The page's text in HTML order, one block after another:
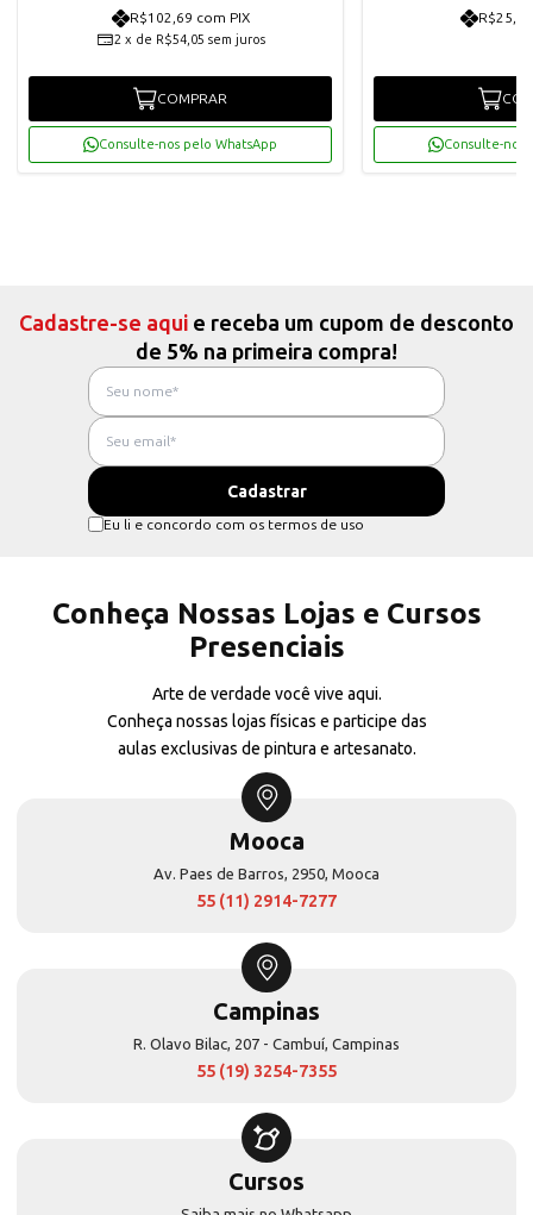
R$102,69 com PIX
2 x de R$54,05 sem juros
COMPRAR
Consulte-nos pelo WhatsApp Consulte-nos
Cadastre-se aqui e receba um cupom de desconto
de 5% na primeira compra!
Eu li e concordo com os termos de uso
Conheça Nossas Lojas e Cursos
Presenciais
Arte de verdade você vive aqui.
Conheça nossas lojas físicas e participe das
aulas exclusivas de pintura e artesanato.
Mooca
Av. Paes de Barros, 2950, Mooca
55 (11) 2914-7277
Campinas
R. Olavo Bilac, 207 - Cambuí, Campinas
55 (19) 3254-7355
Cursos